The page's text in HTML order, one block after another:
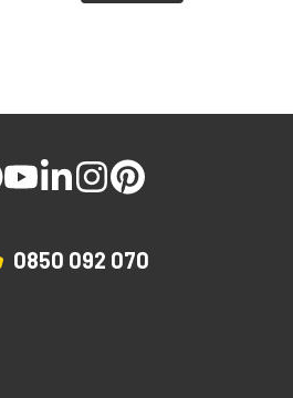
facebookyoutubelinkedinstagrampinterest
0850 092 070